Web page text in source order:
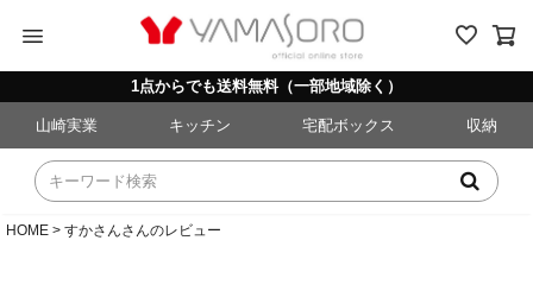
menu
1点からでも送料無料（一部地域除く）
山崎実業 キッチン 宅配ボックス 収納
HOME すかさんさんのレビュー